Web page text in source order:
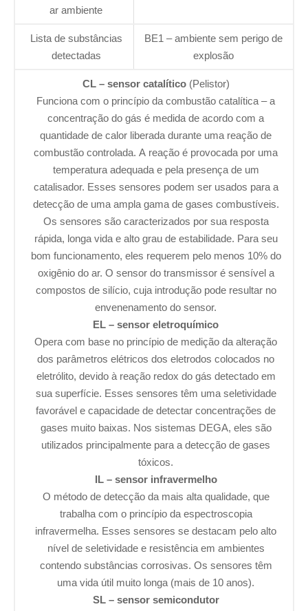
ar ambiente
Lista de substâncias
detectadas
BE1 – ambiente sem perigo de
explosão
CL – sensor catalítico(Pelistor)
Funciona com o princípio da combustão catalítica – a
concentração do gás é medida de acordo com a
quantidade de calor liberada durante uma reação de
combustão controlada. A reação é provocada por uma
temperatura adequada e pela presença de um
catalisador. Esses sensores podem ser usados ​​para a
detecção de uma ampla gama de gases combustíveis.
Os sensores são caracterizados por sua resposta
rápida, longa vida e alto grau de estabilidade. Para seu
bom funcionamento, eles requerem pelo menos 10% do
oxigênio do ar. O sensor do transmissor é sensível a
compostos de silício, cuja introdução pode resultar no
envenenamento do sensor.
EL – sensor eletroquímico
Opera com base no princípio de medição da alteração
dos parâmetros elétricos dos eletrodos colocados no
eletrólito, devido à reação redox do gás detectado em
sua superfície. Esses sensores têm uma seletividade
favorável e capacidade de detectar concentrações de
gases muito baixas. Nos sistemas DEGA, eles são
utilizados principalmente para a detecção de gases
tóxicos.
IL – sensor infravermelho
O método de detecção da mais alta qualidade, que
trabalha com o princípio da espectroscopia
infravermelha. Esses sensores se destacam pelo alto
nível de seletividade e resistência em ambientes
contendo substâncias corrosivas. Os sensores têm
uma vida útil muito longa (mais de 10 anos).
SL – sensor semicondutor